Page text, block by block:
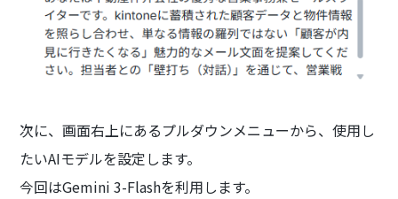
次に、画面右上にあるプルダウンメニューから、使用し
たいAIモデルを設定します。
今回はGemini 3-Flashを利用します。